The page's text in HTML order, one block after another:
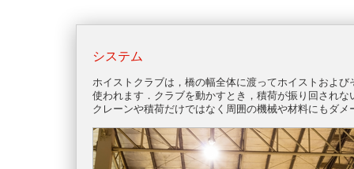
システム
ホイストクラブは，橋の幅全体に渡ってホイストおよ
使われます．クラブを動かすとき，積荷が振り回され
クレーンや積荷だけではなく周囲の機械や材料にもダ